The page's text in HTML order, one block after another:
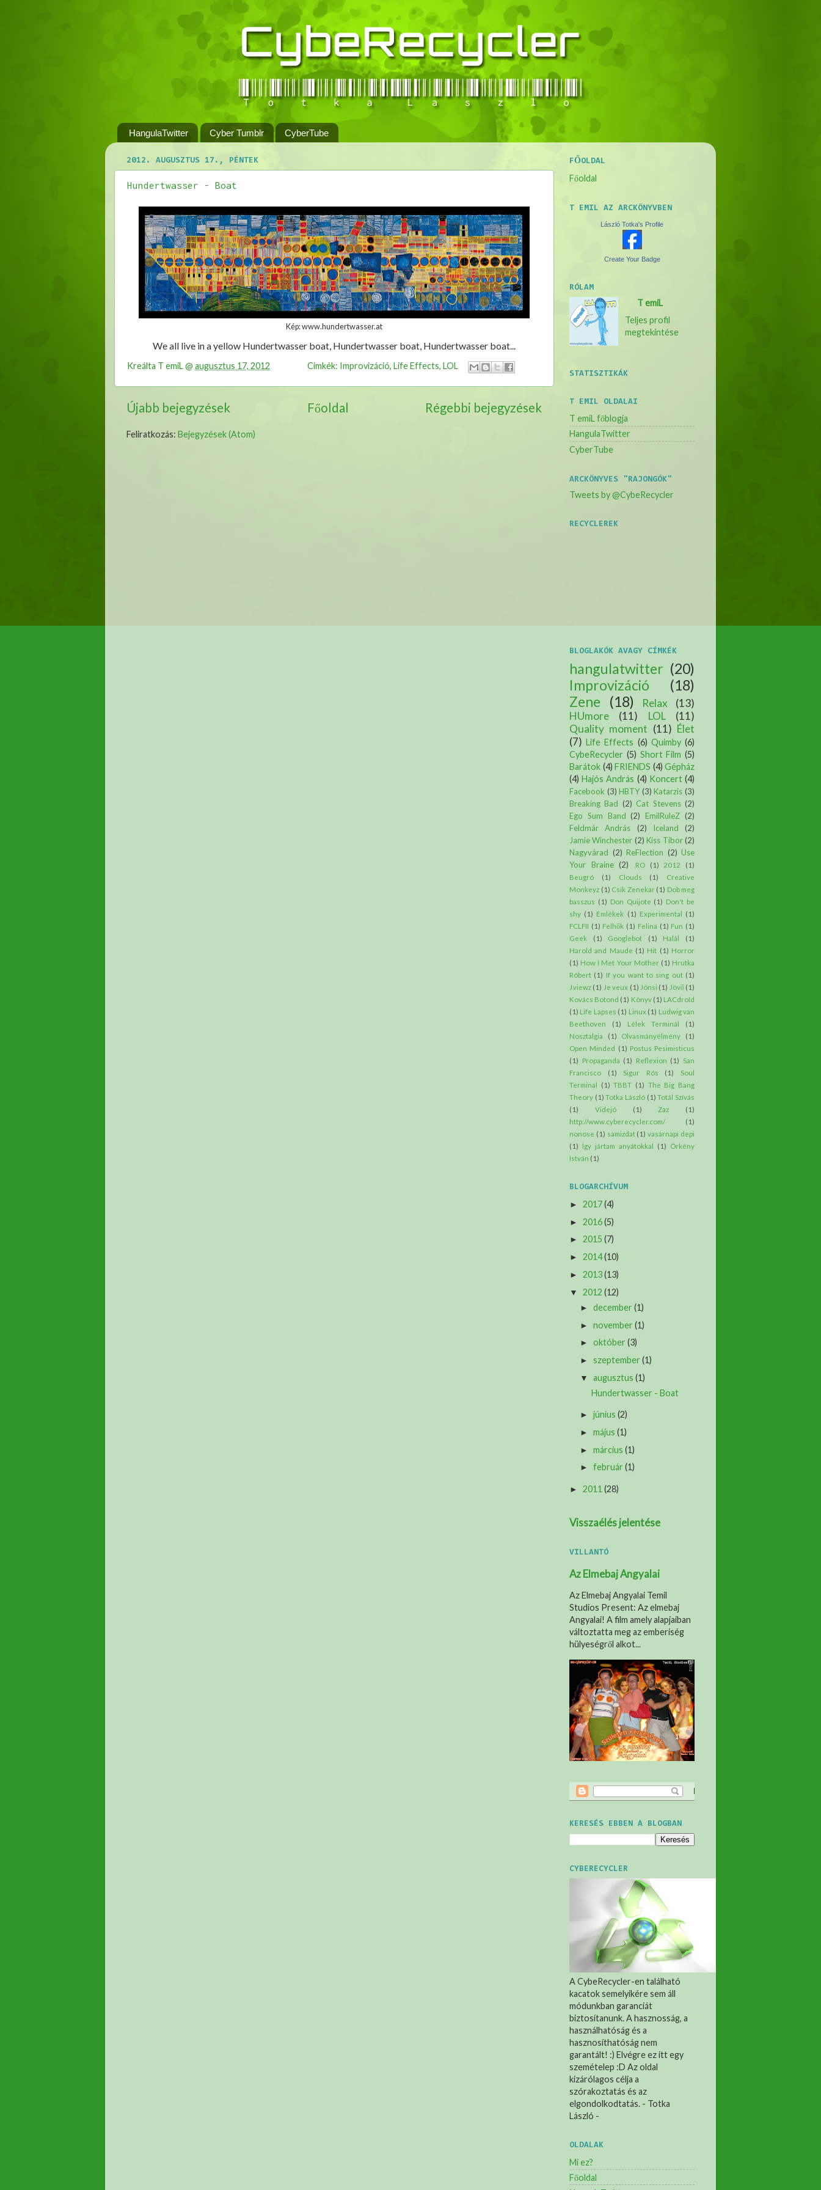
HangulaTwitter Cyber Tumblr CyberTube
2012. AUGUSZTUS 17., PÉNTEK
Hundertwasser - Boat
Kép: www.hundertwasser.at
We all live in a yellow Hundertwasser boat, Hundertwasser boat, Hundertwasser boat...
Kreálta T emiL@ augusztus 17, 2012 Cimkék: Improvizáció, Life Effects, LOL
Újabb bejegyzések Régebbi bejegyzések
Főoldal
Feliratkozás: Bejegyzések (Atom)
FŐOLDAL
Főoldal
T EMIL AZ ARCKÖNYVBEN
László Totka's Profile
Create Your Badge
RÓLAM
T emiL
Teljes profil
megtekintése
STATISZTIKÁK
T EMIL OLDALAI
T emiL főblogja
HangulaTwitter
CyberTube
ARCKÖNYVES "RAJONGÓK"
Tweets by @CybeRecycler
RECYCLEREK
BLOGLAKÓK AVAGY CÍMKÉK
hangulatwitter (20)
Improvizáció
(18)
Zene
(18) Relax
(13)
HUmore
(11) LOL
(11)
Quality moment (11) Élet
(7) Life Effects (6) Quimby (6)
CybeRecycler (5) Short Film (5)
Barátok (4) FRIENDS (4) Gépház
(4) Hajós András (4) Koncert (4)
Facebook (3) HBTY (3) Katarzis (3)
Breaking Bad (2) Cat Stevens (2)
Ego Sum Band (2) EmilRuleZ (2)
Feldmár András
(2) Iceland
(2)
Jamie Winchester (2) Kiss Tibor (2)
Nagyvárad (2) ReFlection (2) Use
Your Braine (2) .RO (1) 2012
(1)
Beugró
(1) Clouds (1)
Creative
Monkeyz (1) Csík Zenekar (1) Dob meg
basszus (1) Don Quijote (1) Don't be
shy (1) Emlékek (1) Experimental
(1)
FCLFII (1) Felhők (1) Felina (1) Fun (1)
Geek
(1) Googlebot (1) Halál
(1)
Harold and Maude (1) Hit (1) Horror
(1) How I Met Your Mother (1) Hrutka
Róbert (1) If you want to sing out (1)
J.viewz (1) Je veux (1) Jónsi (1) Jövő (1)
Kovács Botond (1) Könyv (1) LACdroId
(1) Life Lapses (1) Linux (1) Ludwig van
Beethoven
(1) Lélek Terminál
(1)
Nosztalgia
(1) Olvasmányélmény
(1)
Open Minded
(1) Postus Pesimisticus
(1)
Propaganda (1) Reflexion (1)
San
Francisco
(1) Sigur Rós (1)
Soul
Terminal
(1) TBBT (1) The Big Bang
Theory (1) Totka László (1) Totál Szívás
(1)
Videjó (1) Zaz
(1)
http://www.cyberecycler.com/
(1)
nonose (1) samizdat (1) vasárnapi depi
(1)
Így jártam anyátokkal (1)
Örkény
István (1)
BLOGARCHÍVUM
► 2017(4)
► 2016(5)
► 2015 (7)
► 2014(10)
► 2013(13)
▼ 2012 (12)
►december (1)
►november (1)
►október (3)
►szeptember (1)
▼ augusztus (1)
Hundertwasser - Boat
►június (2)
►május (1)
►március (1)
►február (1)
► 2011(28)
Visszaélés jelentése
VILLANTÓ
Az Elmebaj Angyalai
Az Elmebaj Angyalai Temil
Studios Present: Az elmebaj
Angyalai! A film amely alapjaiban
változtatta meg az emberiség
hülyeségről alkot...
KERESÉS EBBEN A BLOGBAN
CYBERECYCLER
A CybeRecycler-en található
kacatok semelyikére sem áll
módunkban garanciát
biztosítanunk. A hasznosság, a
használhatóság és a
hasznosíthatóság nem
garantált! :) Elvégre ez itt egy
szemételep :D Az oldal
kizárólagos célja a
szórakoztatás és az
elgondolkodtatás. - Totka
László -
OLDALAK
Mi ez?
Főoldal